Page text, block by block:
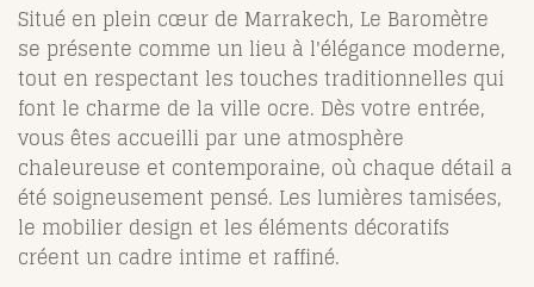
Situé en plein cœur de Marrakech, Le Baromètre
se présente comme un lieu à l'élégance moderne,
tout en respectant les touches traditionnelles qui
font le charme de la ville ocre. Dès votre entrée,
vous êtes accueilli par une atmosphère
chaleureuse et contemporaine, où chaque détail a
été soigneusement pensé. Les lumières tamisées,
le mobilier design et les éléments décoratifs
créent un cadre intime et raffiné.